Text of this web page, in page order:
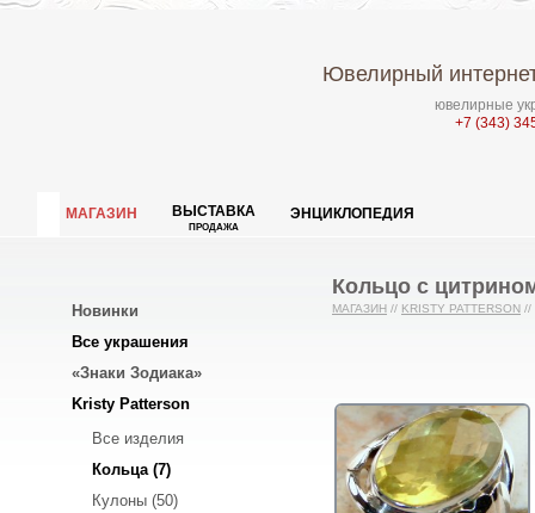
Ювелирный
ювелирные
+7 (343)
МАГАЗИН ВЫСТАВКА
ПРОДАЖА
ЭНЦИКЛОПЕДИЯ
Новинки
Все украшения
«Знаки Зодиака»
Kristy Patterson
Все изделия
Кольца (7)
Кулоны (50)
Кольцо с
МАГАЗИН // KRISTY PATTERSON //